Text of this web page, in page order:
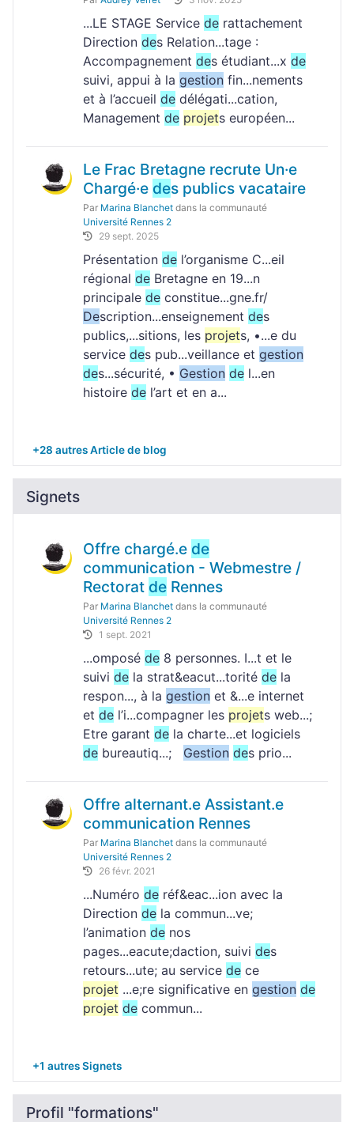
...LE STAGE Service de rattachement
Direction des Relation...tage :
Accompagnement des étudiant...x de
suivi, appui à la gestion fin...nements
et à l’accueil de délégati...cation,
Management de projets européen...
Le Frac Bretagne recrute Un·e
Chargé·e des publics vacataire
Par Marina Blanchet dans la communauté
Université Rennes 2
29 sept. 2025
Présentation de l’organisme C...eil
régional de Bretagne en 19...n
principale de constitue...gne.fr/
Description...enseignement des
publics,...sitions, les projets, •...e du
service des pub...veillance et gestion
des...sécurité, • Gestion de l...en
histoire de l’art et en a...
+28 autres Article de blog
Signets
Offre chargé.e de
communication - Webmestre /
Rectorat de Rennes
Par Marina Blanchet dans la communauté
Université Rennes 2
1 sept. 2021
...omposé de 8 personnes. I...t et le
suivi de la strat&eacut...torité de la
respon..., à la gestion et &...e internet
et de l’i...compagner les projets web...;
Etre garant de la charte...et logiciels
de bureautiq...; Gestion des prio...
Offre alternant.e Assistant.e
communication Rennes
Par Marina Blanchet dans la communauté
Université Rennes 2
26 févr. 2021
...Numéro de réf&eac...ion avec la
Direction de la commun...ve;
l’animation de nos
pages...eacute;daction, suivi des
retours...ute; au service de ce
projet ...e;re significative en gestion de
projet de commun...
+1 autres Signets
Profil "formations"